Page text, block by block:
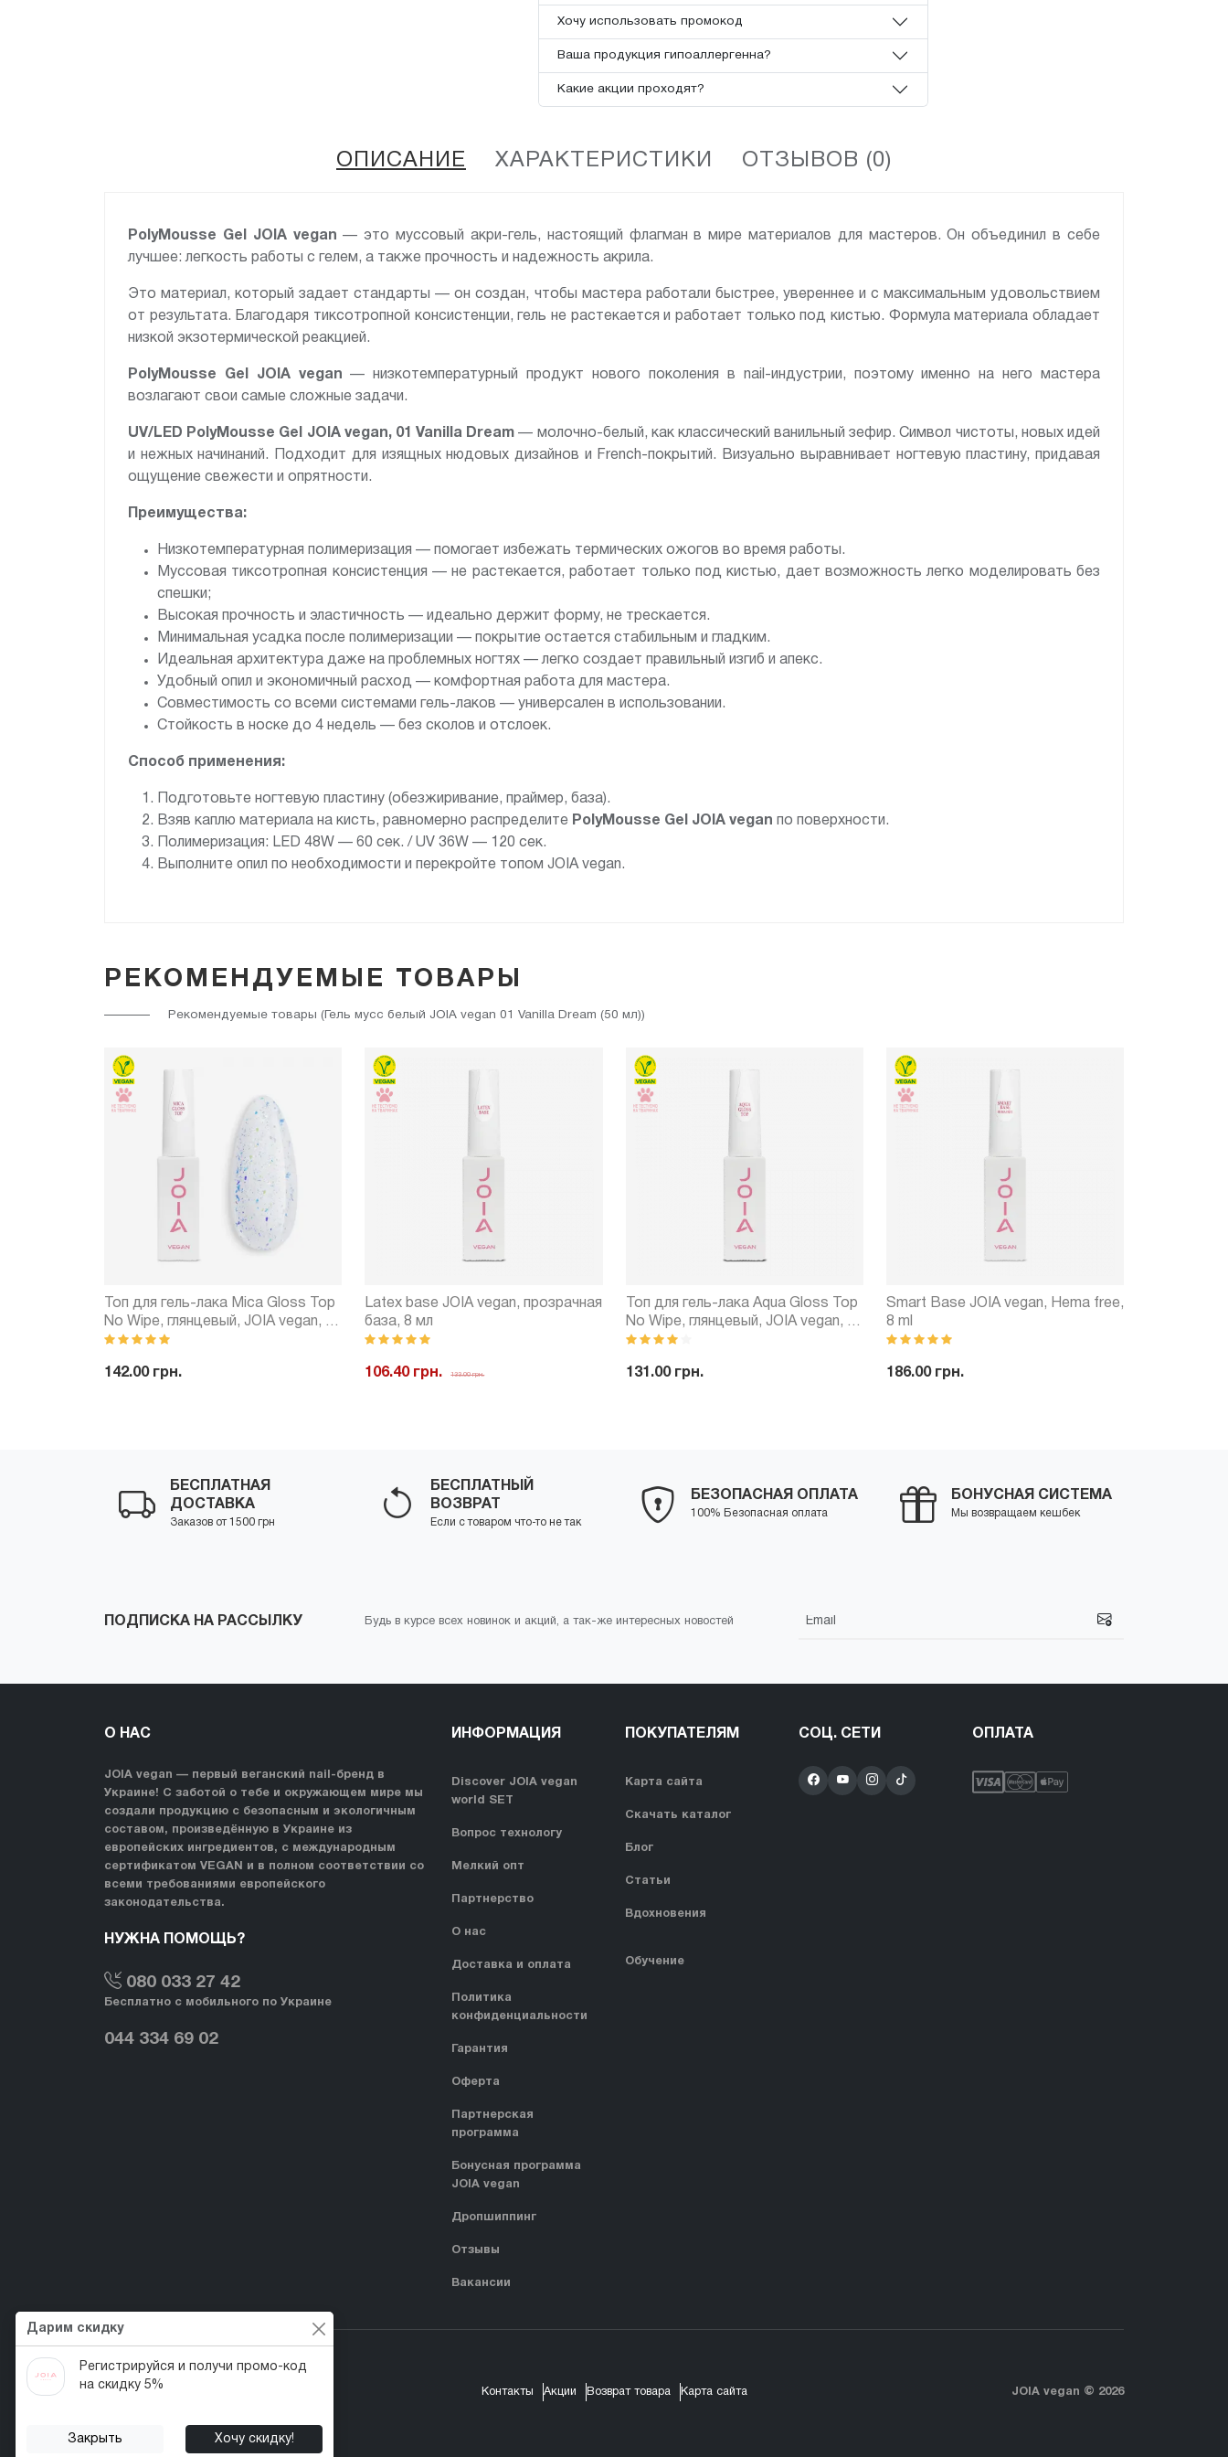
Хочу использовать промокод
Ваша продукция гипоаллергенна?
Какие акции проходят?
ОПИСАНИЕ ХАРАКТЕРИСТИКИ ОТЗЫВОВ (0)
PolyMousse Gel JOIA vegan — это муссовый акри-гель, настоящий флагман в мире материалов для мастеров. Он объединил в себе
лучшее: легкость работы с гелем, а также прочность и надежность акрила.
Это материал, который задает стандарты — он создан, чтобы мастера работали быстрее, увереннее и с максимальным удовольствием
от результата. Благодаря тиксотропной консистенции, гель не растекается и работает только под кистью. Формула материала обладает
низкой экзотермической реакцией.
PolyMousse Gel JOIA vegan — низкотемпературный продукт нового поколения в nail-индустрии, поэтому именно на него мастера
возлагают свои самые сложные задачи.
UV/LED PolyMousse Gel JOIA vegan, 01 Vanilla Dream — молочно-белый, как классический ванильный зефир. Символ чистоты, новых идей
и нежных начинаний. Подходит для изящных нюдовых дизайнов и French-покрытий. Визуально выравнивает ногтевую пластину, придавая
ощущение свежести и опрятности.
Преимущества:
Низкотемпературная полимеризация — помогает избежать термических ожогов во время работы.
Муссовая тиксотропная консистенция — не растекается, работает только под кистью, дает возможность легко моделировать без
спешки;
Высокая прочность и эластичность — идеально держит форму, не трескается.
Минимальная усадка после полимеризации — покрытие остается стабильным и гладким.
Идеальная архитектура даже на проблемных ногтях — легко создает правильный изгиб и апекс.
Удобный опил и экономичный расход — комфортная работа для мастера.
Совместимость со всеми системами гель-лаков — универсален в использовании.
Стойкость в носке до 4 недель — без сколов и отслоек.
Способ применения:
Подготовьте ногтевую пластину (обезжиривание, праймер, база).
Взяв каплю материала на кисть, равномерно распределите PolyMousse Gel JOIA vegan по поверхности.
Полимеризация: LED 48W — 60 сек. / UV 36W — 120 сек.
Выполните опил по необходимости и перекройте топом JOIA vegan.
РЕКОМЕНДУЕМЫЕ ТОВАРЫ
Рекомендуемые товары (Гель мусс белый JOIA vegan 01 Vanilla Dream (50 мл))
Топ для гель-лака Mica Gloss Top
No Wipe, глянцевый, JOIA vegan, 8
мл
142.00 грн.
Latex base JOIA vegan, прозрачная
база, 8 мл
106.40 грн. 133.00 грн.
Топ для гель-лака Aqua Gloss Top
No Wipe, глянцевый, JOIA vegan, 8
мл
131.00 грн.
Smart Base JOIA vegan, Hema free,
8 ml
186.00 грн.
БЕСПЛАТНАЯ
ДОСТАВКА
Заказов от 1500 грн
БЕСПЛАТНЫЙ
ВОЗВРАТ
Если с товаром что-то не так
БЕЗОПАСНАЯ ОПЛАТА
100% Безопасная оплата
БОНУСНАЯ СИСТЕМА
Мы возвращаем кешбек
ПОДПИСКА НА РАССЫЛКУ Будь в курсе всех новинок и акций, а так-же интересных новостей
О НАС
JOIA vegan — первый веганский nail-бренд в
Украине! С заботой о тебе и окружающем мире мы
создали продукцию с безопасным и экологичным
составом, произведённую в Украине из
европейских ингредиентов, с международным
сертификатом VEGAN и в полном соответствии со
всеми требованиями европейского
законодательства.
НУЖНА ПОМОЩЬ?
080 033 27 42
Бесплатно с мобильного по Украине
044 334 69 02
ИНФОРМАЦИЯ
Discover JOIA vegan
world SET
Вопрос технологу
Мелкий опт
Партнерство
О нас
Доставка и оплата
Политика
конфиденциальности
Гарантия
Оферта
Партнерская
программа
Бонусная программа
JOIA vegan
Дропшиппинг
Отзывы
Вакансии
ПОКУПАТЕЛЯМ
Карта сайта
Скачать каталог
Блог
Статьи
Вдохновения
Обучение
СОЦ. СЕТИ ОПЛАТА
Контакты Акции Возврат товара Карта сайта JOIA vegan © 2026
Дарим скидку
Регистрируйся и получи промо-код
на скидку 5%
Закрыть Хочу скидку!